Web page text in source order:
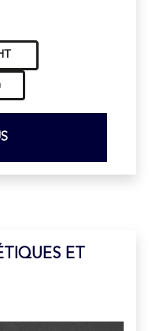
: contrats des
l’exploitation
ET